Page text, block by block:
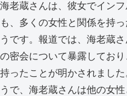
海老蔵さんは、彼女でイン
も、多くの女性と関係を持
うです。報道では、海老蔵
の密会について暴露してお
持ったことが明かされまし
うで、海老蔵さんは他の女